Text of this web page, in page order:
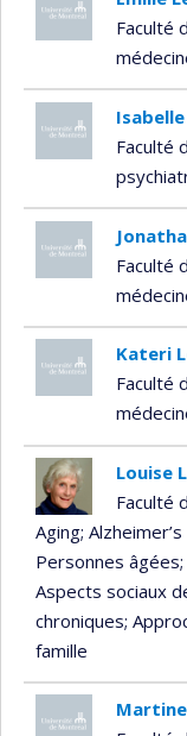
Faculté
Faculté
Faculté
Kateri
Faculté
Louise
Faculté
Aging;
Personnes âgées
Aspects sociaux
chroniques;
famille